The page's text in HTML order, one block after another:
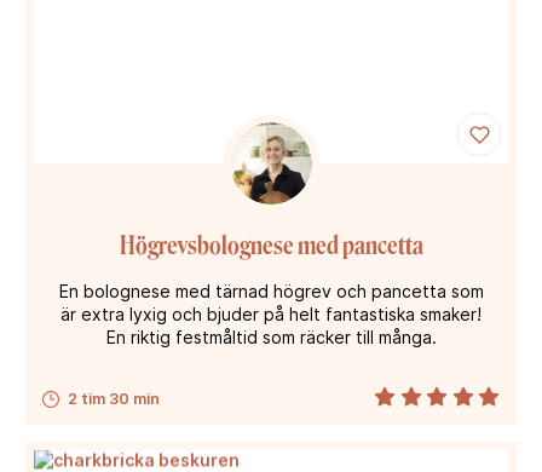
2 tim 30 min
Högrevsbolognese med pancetta
En bolognese med tärnad högrev och pancetta som
är extra lyxig och bjuder på helt fantastiska smaker!
En riktig festmåltid som räcker till många.